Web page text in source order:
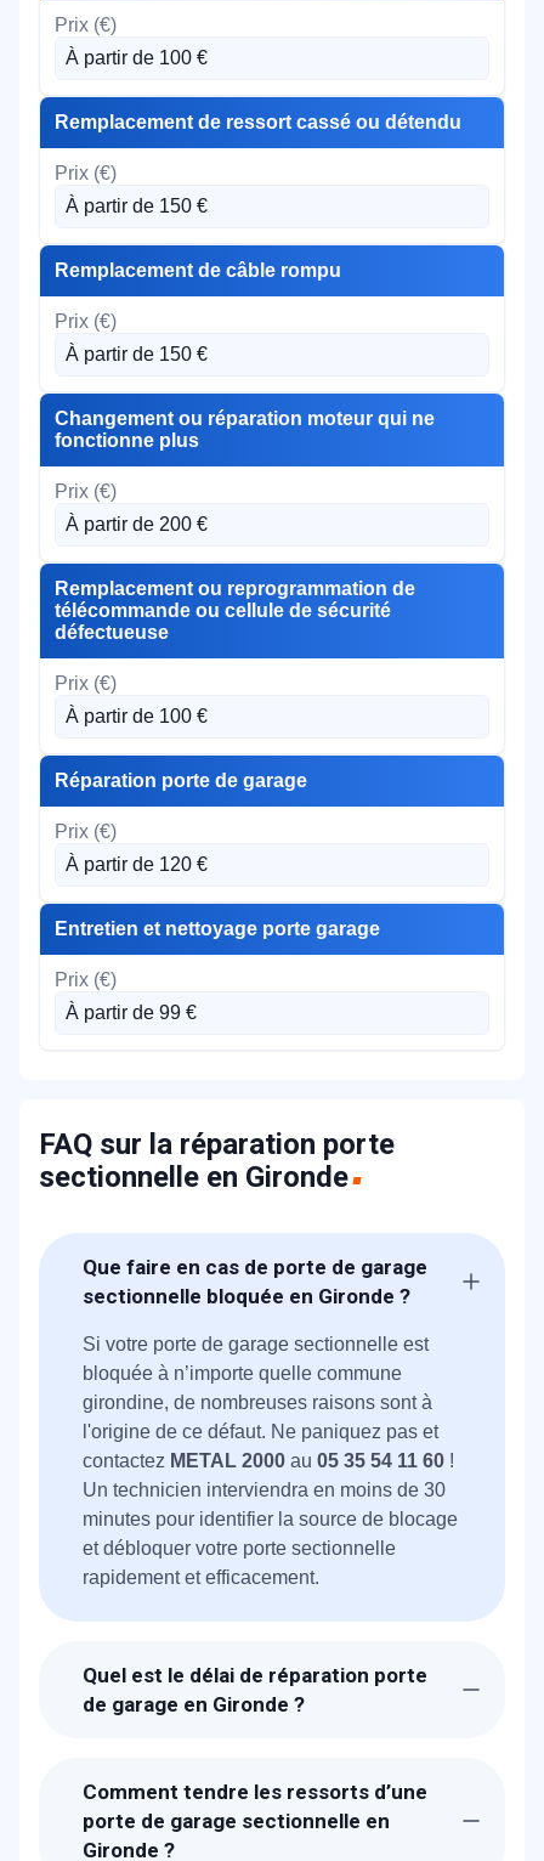
À partir de 100 €
Remplacement de ressort cassé ou détendu
À partir de 150 €
Remplacement de câble rompu
À partir de 150 €
Changement ou réparation moteur qui ne
fonctionne plus
À partir de 200 €
Remplacement ou reprogrammation de
télécommande ou cellule de sécurité
défectueuse
À partir de 100 €
Réparation porte de garage
À partir de 120 €
Entretien et nettoyage porte garage
À partir de 99 €
FAQ sur la réparation porte
sectionnelle en Gironde
Que faire en cas de porte de garage
sectionnelle bloquée en Gironde ?
Si votre porte de garage sectionnelle est
bloquée à n’importe quelle commune
girondine, de nombreuses raisons sont à
l'origine de ce défaut. Ne paniquez pas et
contactez METAL 2000 au 05 35 54 11 60 !
Un technicien interviendra en moins de 30
minutes pour identifier la source de blocage
et débloquer votre porte sectionnelle
rapidement et efficacement.
Quel est le délai de réparation porte
de garage en Gironde ?
intervient en seulement 30 minutes pour
pallier toutes les pannes de porte de garage
dans tout le département de la Gironde.
Comment tendre les ressorts d’une
porte de garage sectionnelle en
Gironde ?